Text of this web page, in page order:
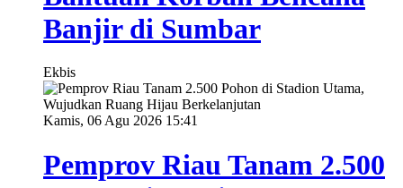
Banjir di Sumbar
Ekbis
Kamis, 06 Agu 2026 15:41
Pemprov Riau Tanam 2.500